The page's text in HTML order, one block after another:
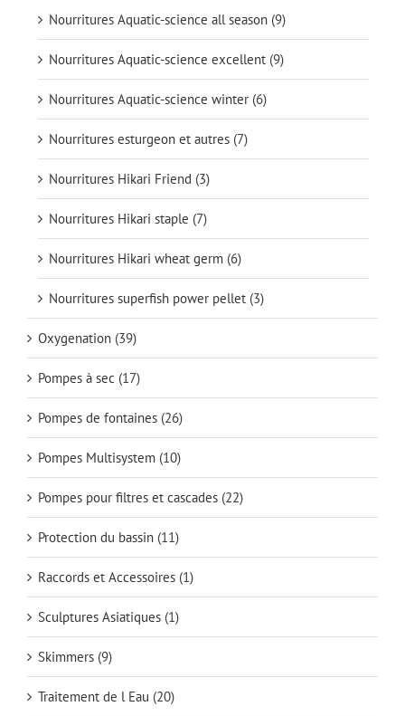
Nourritures Aquatic-science all season (9)
Nourritures Aquatic-science excellent (9)
Nourritures Aquatic-science winter (6)
Nourritures esturgeon et autres (7)
Nourritures Hikari Friend (3)
Nourritures Hikari staple (7)
Nourritures Hikari wheat germ (6)
Nourritures superfish power pellet (3)
Oxygenation (39)
Pompes à sec (17)
Pompes de fontaines (26)
Pompes Multisystem (10)
Pompes pour filtres et cascades (22)
Protection du bassin (11)
Raccords et Accessoires (1)
Sculptures Asiatiques (1)
Skimmers (9)
Traitement de l Eau (20)